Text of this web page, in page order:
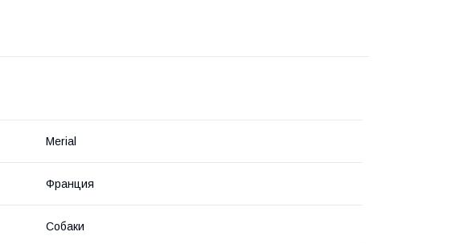
Merial
Франция
Собаки